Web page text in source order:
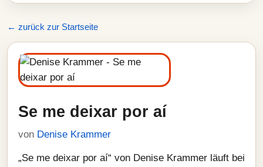
← zurück zur Startseite
Se me deixar por aí
von Denise Krammer
„Se me deixar por aí“ von Denise Krammer läuft bei